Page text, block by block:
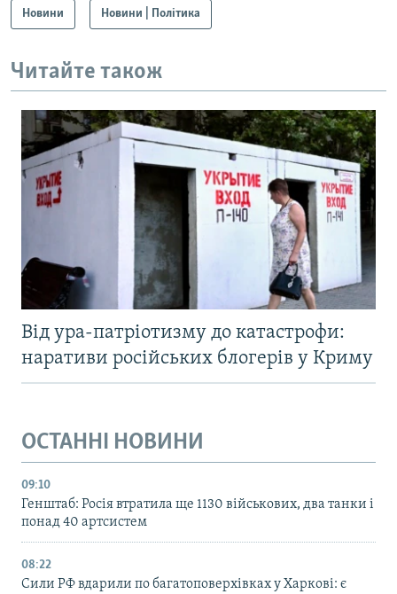
Новини Новини | Політика
Читайте також
Від ура-патріотизму до катастрофи:
наративи російських блогерів у Криму
ОСТАННІ НОВИНИ
09:10
Генштаб: Росія втратила ще 1130 військових, два танки і
понад 40 артсистем
08:22
Сили РФ вдарили по багатоповерхівках у Харкові: є